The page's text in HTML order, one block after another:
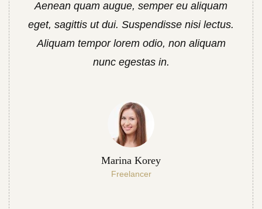
Aenean quam augue, semper eu aliquam
eget, sagittis ut dui. Suspendisse nisi lectus.
Aliquam tempor lorem odio, non aliquam
nunc egestas in.
Marina Korey
Freelancer